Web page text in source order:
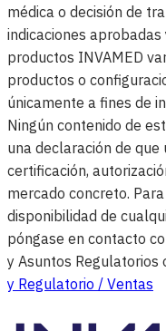
médica o decisión de
indicaciones
productos INVAMED
productos o
únicamente a fines de
Ningún contenido de
una declaración de
certificación,
mercado concreto.
disponibilidad de
póngase en contacto
y Asuntos Regulatorios
y Regulatorio / Ventas